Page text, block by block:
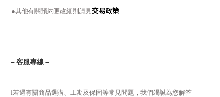
●其他有關預約更改細則請見交易政策
–客服專線–
l若遇有關商品選購、工期及保固等常見問題，我們竭誠為您解答